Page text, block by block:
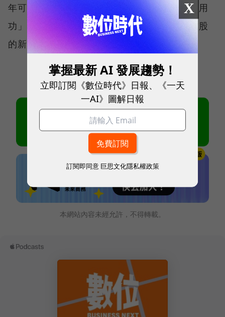
年可能不會再有「射飛鏢」獲利的好光景，「用
功」研究加上「耐心」，將是投資美國高科技股
的新「法門」。
本網站內容未經允許，不得轉載。
X
掌握最新 AI 發展趨勢！
立即訂閱《數位時代》日報、《一天
一AI》圖解日報
訂閱即同意 巨思文化隱私權政策